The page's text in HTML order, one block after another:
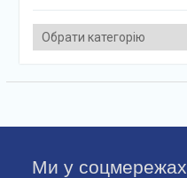
Категорії
Ми у соцмережах